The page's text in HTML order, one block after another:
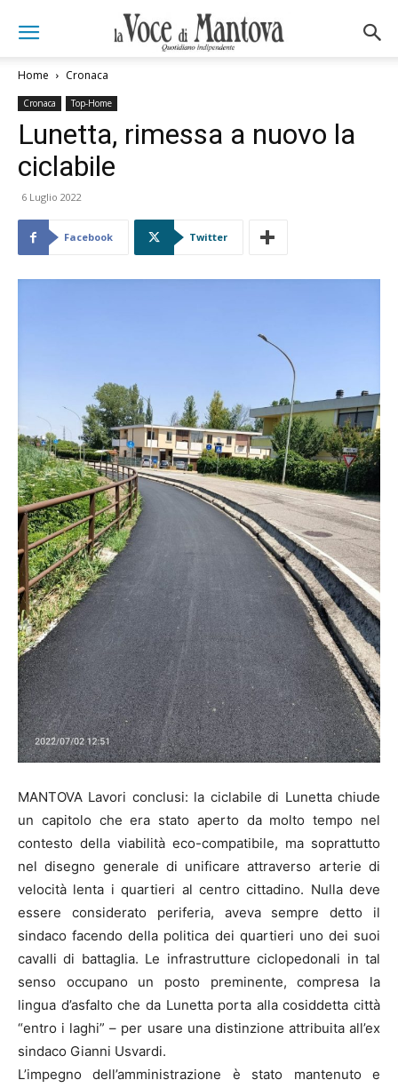
Home Cronaca
Cronaca Top-Home
Lunetta, rimessa a nuovo la
ciclabile
6 Luglio 2022
Facebook Twitter
MANTOVA Lavori conclusi: la ciclabile di Lunetta chiude
un capitolo che era stato aperto da molto tempo nel
contesto della viabilità eco-compatibile, ma soprattutto
nel disegno generale di unificare attraverso arterie di
velocità lenta i quartieri al centro cittadino. Nulla deve
essere considerato periferia, aveva sempre detto il
sindaco facendo della politica dei quartieri uno dei suoi
cavalli di battaglia. Le infrastrutture ciclopedonali in tal
senso occupano un posto preminente, compresa la
lingua d’asfalto che da Lunetta porta alla cosiddetta città
“entro i laghi” – per usare una distinzione attribuita all’ex
sindaco Gianni Usvardi.
L’impegno dell’amministrazione è stato mantenuto e